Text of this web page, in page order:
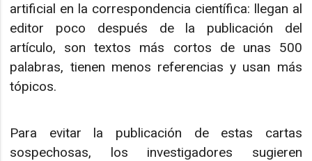
artificial en la correspondencia científica: llegan al
editor poco después de la publicación del
artículo, son textos más cortos de unas 500
palabras, tienen menos referencias y usan más
tópicos.
Para evitar la publicación de estas cartas
sospechosas, los investigadores sugieren